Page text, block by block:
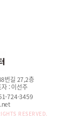
번길 27,2층
자 :이선주
724-3459
RESERVED.